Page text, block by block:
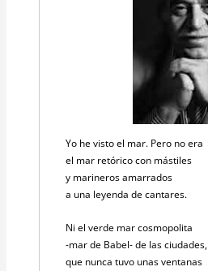
Yo he visto el mar. Pero no era
el mar retórico con mástiles
y marineros amarrados
a una leyenda de cantares.
Ni el verde mar cosmopolita
-mar de Babel- de las ciudades,
que nunca tuvo unas ventanas